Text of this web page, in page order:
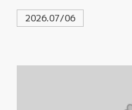
2026.07/06